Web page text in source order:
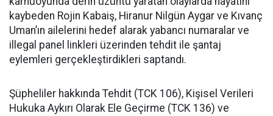
kaybeden Rojin Kabaiş, Hiranur Nilgün Aygar ve Kıvanç
Uman’ın ailelerini hedef alarak yabancı numaralar ve
illegal panel linkleri üzerinden tehdit ile şantaj
eylemleri gerçekleştirdikleri saptandı.
Şüpheliler hakkında Tehdit (TCK 106), Kişisel Verileri
Hukuka Aykırı Olarak Ele Geçirme (TCK 136) ve